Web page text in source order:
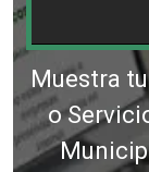
Muestra
o